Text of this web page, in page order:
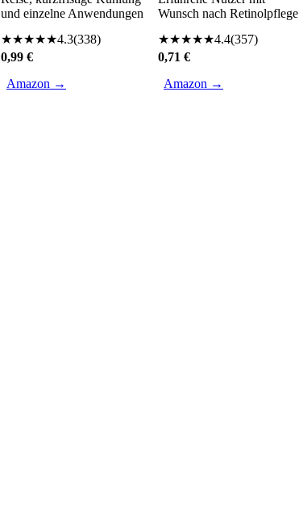
und einzelne Anwendungen
Wunsch nach Retinolpflege
★★★★★4.3(338) ★★★★★4.4(357)
0,99 € 0,71 €
Amazon → Amazon →